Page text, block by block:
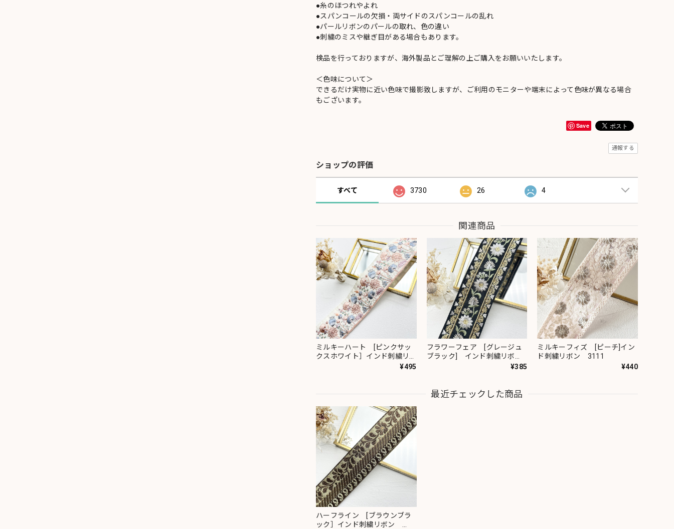
●糸のほつれやよれ
●スパンコールの欠損・両サイドのスパンコールの乱れ
●パールリボンのパールの取れ、色の違い
●刺繍のミスや継ぎ目がある場合もあります。
検品を行っておりますが、海外製品とご理解の上ご購入をお願いいたします。
＜色味について＞
できるだけ実物に近い色味で撮影致しますが、ご利用のモニターや端末によって色味が異なる場合
もございます。
Save
通報する
ショップの評価
すべて 3730 26 4
関連商品
ミルキーハート [ピンクサッ
クスホワイト］インド刺繍リボ
¥495
フラワーフェア [グレージュ
ブラック] インド刺繍リボ
¥385
ミルキーフィズ [ピーチ]イン
ド刺繍リボン 3111
¥440
最近チェックした商品
ハーフライン [ブラウンブラ
ック］インド刺繍リボン